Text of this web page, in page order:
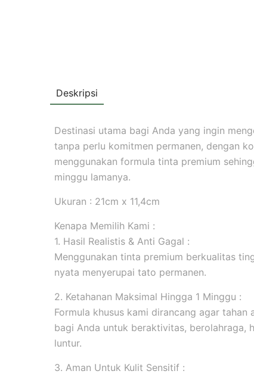
Deskripsi
Destinasi utama bagi Anda yang ingin
tanpa perlu komitmen permanen, dengan
menggunakan formula tinta premium
minggu lamanya.
Ukuran : 21cm x 11,4cm
Kenapa Memilih Kami :
1. Hasil Realistis & Anti Gagal :
Menggunakan tinta premium berkualitas
nyata menyerupai tato permanen.
2. Ketahanan Maksimal Hingga 1 Minggu :
Formula khusus kami dirancang agar tahan
bagi Anda untuk beraktivitas, berolahraga,
luntur.
3. Aman Untuk Kulit Sensitif :